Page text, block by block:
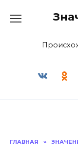
ГЛАВНАЯ »